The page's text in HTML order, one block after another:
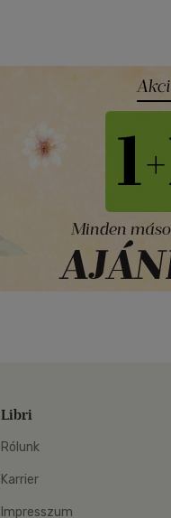
Libri
Rólunk
Karrier
Impresszum